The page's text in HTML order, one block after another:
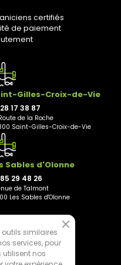
certifiés
de paiement
Gilles-Croix-de-Vie
17 38 87
de la Roche
Saint-Gilles-Croix-de-Vie
Sables d'Olonne
29 48 26
de Talmont
Les Sables d'Olonne
outils similaires
services, pour
nos